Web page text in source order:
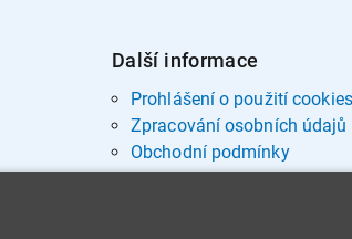
Další informace
Prohlášení o použití cookies
Zpracování osobních údajů
Obchodní podmínky